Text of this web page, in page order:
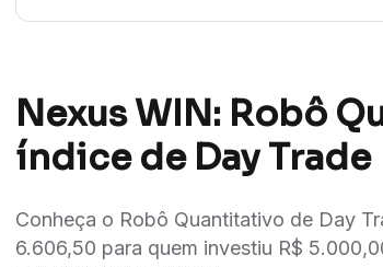
Nexus WIN: Robô
índice de Day Trade
Conheça o Robô Quantitativo de Day
6.606,50 para quem investiu R$